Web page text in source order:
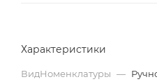
Характеристики
ВидНоменклатуры —